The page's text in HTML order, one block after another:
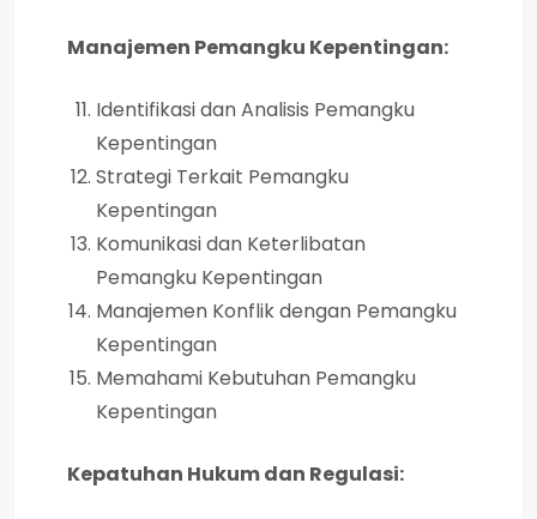
Manajemen Pemangku Kepentingan:
Identifikasi dan Analisis Pemangku
Kepentingan
Strategi Terkait Pemangku
Kepentingan
Komunikasi dan Keterlibatan
Pemangku Kepentingan
Manajemen Konflik dengan Pemangku
Kepentingan
Memahami Kebutuhan Pemangku
Kepentingan
Kepatuhan Hukum dan Regulasi: